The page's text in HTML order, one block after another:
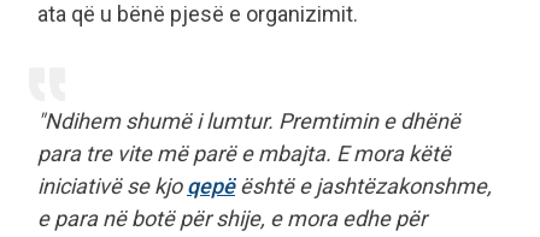
ata që u bënë pjesë e organizimit.
"Ndihem shumë i lumtur. Premtimin e dhënë
para tre vite më parë e mbajta. E mora këtë
iniciativë se kjoqepëështë e jashtëzakonshme,
e para në botë për shije, e mora edhe për